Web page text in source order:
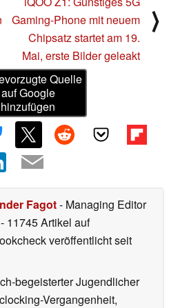
Gaming-Phone mit neuem
Chipsatz startet am 19.
Mai, erste Bilder geleakt
⟩
Quelle
auf Google
hinzufügen
Fagot- Managing Editor
- 11745 Artikel auf
veröffentlichtseit
begeisterter Jugendlicher
Vergangenheit,